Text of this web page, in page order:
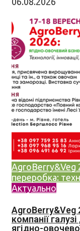
AgroBerry&Veg
переробка:
Актуально
AgroBerry&Veg
компанії
ягідно-